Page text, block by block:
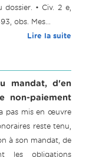
• Civ. 2 e,
obs. Mes...
Lire la suite
mandat, d'en
non-paiement
pas mis en œuvre
reste tenu,
à son mandat, de
les obligations